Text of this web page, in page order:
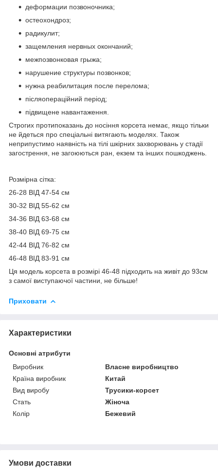
деформации позвоночника;
остеохондроз;
радикулит;
защемления нервных окончаний;
межпозвонковая грыжа;
нарушение структуры позвонков;
нужна реабилитация после перелома;
післяопераційний період;
підвищене навантаження.
Строгих протипоказань до носіння корсета немає, якщо тільки
не йдеться про спеціальні витягають моделях. Також
неприпустимо наявність на тілі шкірних захворювань у стадії
загострення, не загоюються ран, екзем та інших пошкоджень.
Розмірна сітка:
26-28 ВІД 47-54 см
30-32 ВІД 55-62 см
34-36 ВІД 63-68 см
38-40 ВІД 69-75 см
42-44 ВІД 76-82 см
46-48 ВІД 83-91 см
Ця модель корсета в розмірі 46-48 підходить на живіт до 93см
з самої виступаючої частини, не більше!
Приховати
Характеристики
Основні атрибути
Виробник
Власне виробництво
Країна виробник
Китай
Вид виробу
Трусики-корсет
Стать
Жіноча
Колір
Бежевий
Умови доставки